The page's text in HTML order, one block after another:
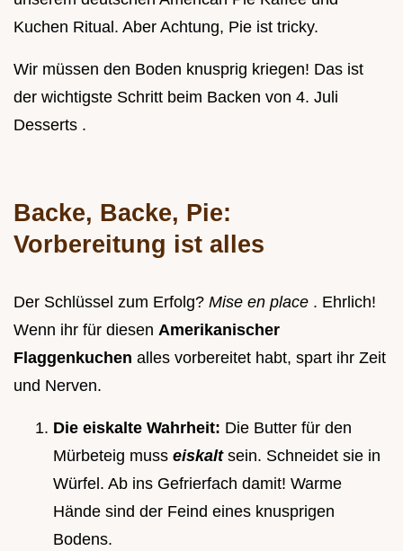
Kuchen Ritual. Aber Achtung, Pie ist tricky.
Wir müssen den Boden knusprig kriegen! Das ist
der wichtigste Schritt beim Backen von 4. Juli
Desserts .
Backe, Backe, Pie:
Vorbereitung ist alles
Der Schlüssel zum Erfolg? Mise en place . Ehrlich!
Wenn ihr für diesen Amerikanischer
Flaggenkuchen alles vorbereitet habt, spart ihr Zeit
und Nerven.
Die eiskalte Wahrheit: Die Butter für den
Mürbeteig muss eiskalt sein. Schneidet sie in
Würfel. Ab ins Gefrierfach damit! Warme
Hände sind der Feind eines knusprigen
Bodens.